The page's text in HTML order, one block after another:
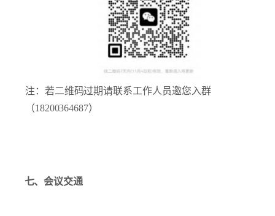
注：若二维码过期请联系工作人员邀您入群
（18200364687）
七、会议交通